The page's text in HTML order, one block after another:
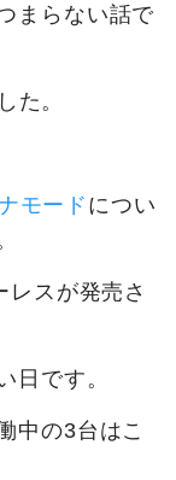
まらない話で
た。
モードについ
スが発売さ
日です。
中の3台はこ